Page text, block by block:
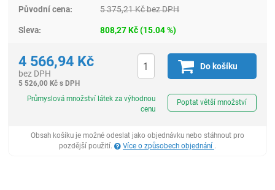
Původní cena: 5 375,21Kčbez DPH
Sleva: 808,27Kč(15.04%)
4 566,94 Kč
bez DPH
5 526,00 Kč s DPH
Do košíku
Průmyslová množství látek za výhodnou
cenu
Poptat větší množství
Obsah košíku je možné odeslat jako objednávku nebo stáhnout pro
pozdější použití.
Více o způsobech objednání